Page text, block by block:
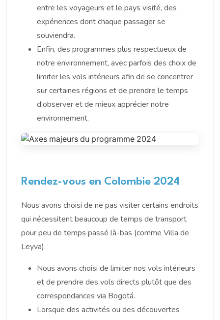
entre les voyageurs et le pays visité, des
expériences dont chaque passager se
souviendra.
Enfin, des programmes plus respectueux de
notre environnement, avec parfois des choix de
limiter les vols intérieurs afin de se concentrer
sur certaines régions et de prendre le temps
d'observer et de mieux apprécier notre
environnement.
Rendez-vous en Colombie 2024
Nous avons choisi de ne pas visiter certains endroits
qui nécessitent beaucoup de temps de transport
pour peu de temps passé là-bas (comme Villa de
Leyva).
Nous avons choisi de limiter nos vols intérieurs
et de prendre des vols directs plutôt que des
correspondances via Bogotá.
Lorsque des activités ou des découvertes